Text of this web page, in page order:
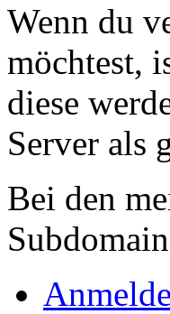
Wenn du
möchtest,
diese
Server als
Bei den